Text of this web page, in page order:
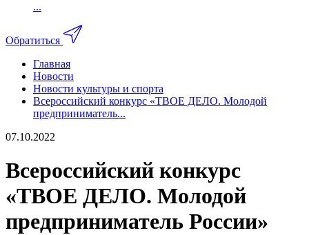
...
Обратиться
Главная
Новости
Новости культуры и спорта
Всероссийский конкурс «ТВОЕ ДЕЛО. Молодой
предприниматель...
07.10.2022
Всероссийский конкурс
«ТВОЕ ДЕЛО. Молодой
предприниматель России»